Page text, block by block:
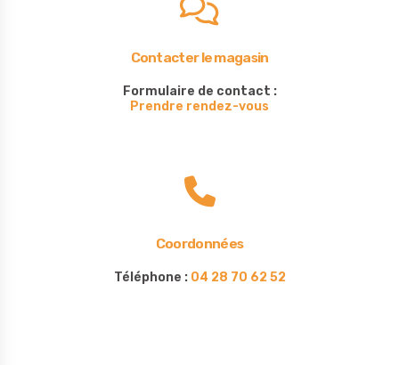
Contacter le magasin
Formulaire de contact :
Prendre rendez-vous
Coordonnées
Téléphone : 04 28 70 62 52